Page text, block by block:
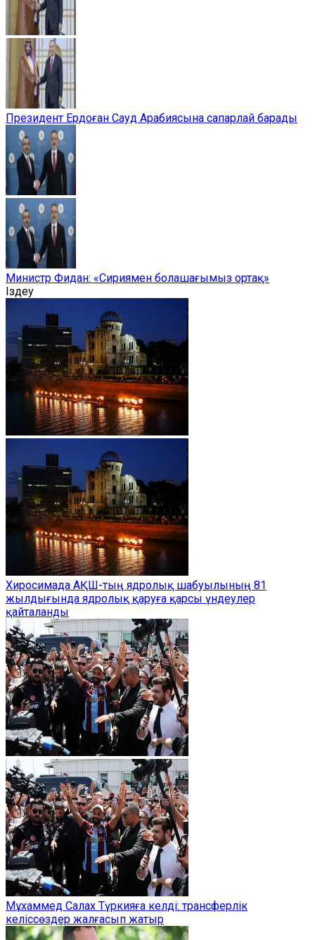
Президент Ердоған Сауд Арабиясына сапарлай барады
Министр Фидан: «Сириямен болашағымыз ортақ»
Іздеу
Хиросимада АҚШ-тың ядролық шабуылының 81
жылдығында ядролық қаруға қарсы үндеулер
қайталанды
Мұхаммед Салах Түркияға келді: трансферлік
келіссөздер жалғасып жатыр